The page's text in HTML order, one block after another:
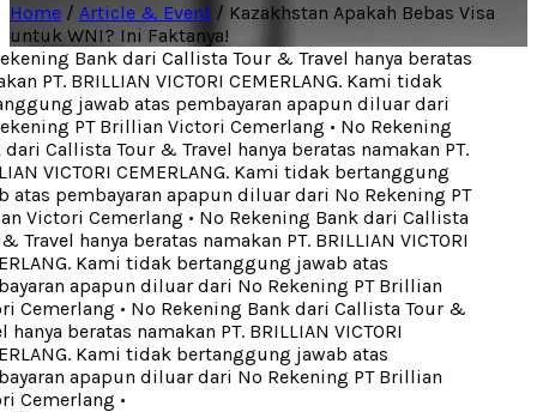
Home / Article & Event / Kazakhstan Apakah Bebas Visa
untuk WNI? Ini Faktanya!
Bank dari Callista Tour & Travel hanya beratas
PT. BRILLIAN VICTORI CEMERLANG. Kami tidak
jawab atas pembayaran apapun diluar dari
PT Brillian Victori Cemerlang• No Rekening
Callista Tour & Travel hanya beratas namakan PT.
VICTORI CEMERLANG. Kami tidak bertanggung
pembayaran apapun diluar dari No Rekening PT
Victori Cemerlang• No Rekening Bank dari Callista
Travel hanya beratas namakan PT. BRILLIAN VICTORI
Kami tidak bertanggung jawab atas
apapun diluar dari No Rekening PT Brillian
Cemerlang• No Rekening Bank dari Callista Tour &
beratas namakan PT. BRILLIAN VICTORI
Kami tidak bertanggung jawab atas
apapun diluar dari No Rekening PT Brillian
Cemerlang•